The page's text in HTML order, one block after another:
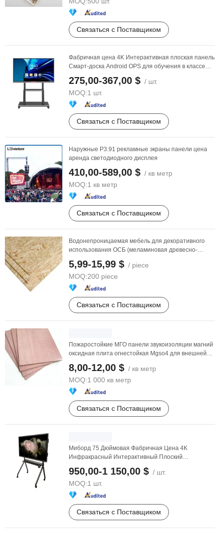
Связаться с Поставщиком
Фабричная цена 4K Интерактивная плоская панель
Смарт-доска Android OPS для обучения в классе
275,00-367,00 $ / шт.
MOQ:1 шт.
Связаться с Поставщиком
Наружные P3.91 рекламные экраны панели цена
аренда светодиодного дисплея
410,00-589,00 $ / кв метр
MOQ:1 кв метр
Связаться с Поставщиком
Водонепроницаемая мебель для декоративного
использования ОСБ (меламиновая древесно-
стружечная плита) ...
5,99-15,99 $ / piece
MOQ:200 piece
Связаться с Поставщиком
Пожаростойкие МГО панели звукоизоляции магний
оксидная плита огнестойкая Mgso4 для внешней
8,00-12,00 $ / кв метр
MOQ:1 000 кв метр
Связаться с Поставщиком
Миборд 75 Дюймовая Фабричная Цена 4K
Инфракрасный Интерактивный Плоский
950,00-1 150,00 $ / шт.
MOQ:1 шт.
Связаться с Поставщиком